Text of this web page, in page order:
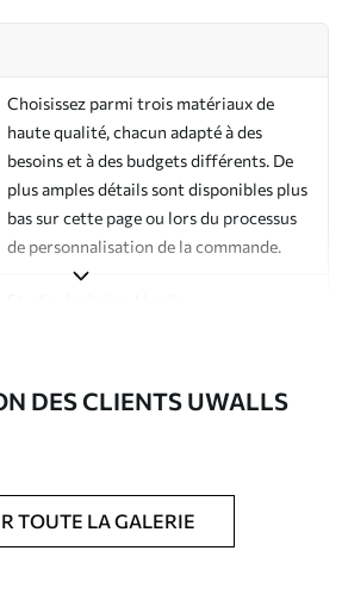
Choisissez parmi trois matériaux de
haute qualité, chacun adapté à des
besoins et à des budgets différents. De
plus amples détails sont disponibles plus
bas sur cette page ou lors du processus
de personnalisation de la commande.
Semi-mate
Vernis protecteur et/ou colle pour
DES CLIENTS UWALLS
TOUTE LA GALERIE